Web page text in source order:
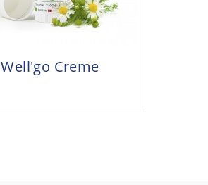
Well'go Creme